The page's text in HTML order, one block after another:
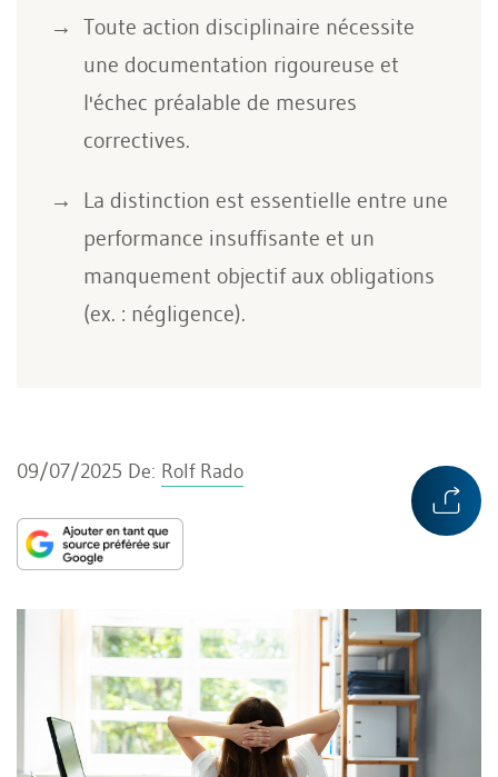
Toute action disciplinaire nécessite
une documentation rigoureuse et
l'échec préalable de mesures
correctives.
La distinction est essentielle entre une
performance insuffisante et un
manquement objectif aux obligations
(ex. : négligence).
09/07/2025 De: Rolf Rado